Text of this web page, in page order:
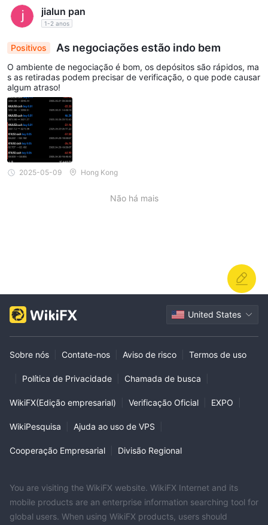
jialun pan
1-2 anos
Positivos As negociações estão indo bem
O ambiente de negociação é bom, os depósitos são rápidos, ma
s as retiradas podem precisar de verificação, o que pode causar
algum atraso!
2025-05-09 Hong Kong
Não há mais
United States
Sobre nós Contate-nos Aviso de risco Termos de uso
Política de Privacidade Chamada de busca
WikiFX(Edição empresarial) Verificação Oficial EXPO
WikiPesquisa Ajuda ao uso de VPS
Cooperação Empresarial Divisão Regional
You are visiting the WikiFX website. WikiFX Internet and its
mobile products are an enterprise information searching tool for
global users. When using WikiFX products, users should